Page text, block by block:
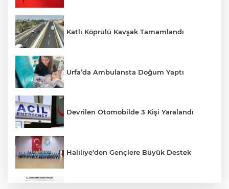
Katlı Köprülü Kavşak Tamamlandı
Urfa’da Ambulansta Doğum Yaptı
Devrilen Otomobilde 3 Kişi Yaralandı
Haliliye'den Gençlere Büyük Destek